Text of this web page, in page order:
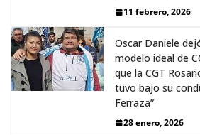
11 febrero, 2026
Oscar Daniele
modelo ideal de
que la CGT
tuvo bajo su
Ferraza”
28 enero, 2026